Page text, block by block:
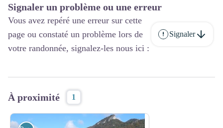
Signaler un problème ou une erreur
Vous avez repéré une erreur sur cette
page ou constaté un problème lors de
votre randonnée, signalez-les nous ici :
Signaler
À proximité 1